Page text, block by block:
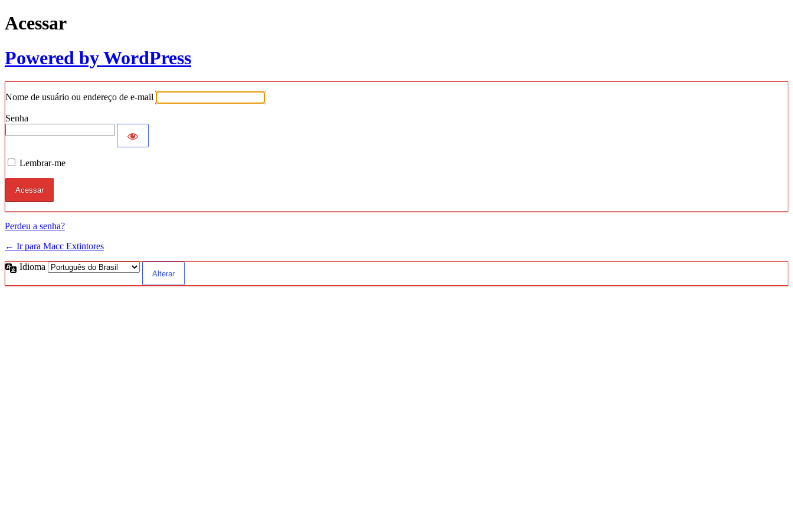
Acessar
Powered by WordPress
Nome de usuário ou endereço de e-mail
Senha
Lembrar-me
Perdeu a senha?
← Ir para Macc Extintores
Idioma